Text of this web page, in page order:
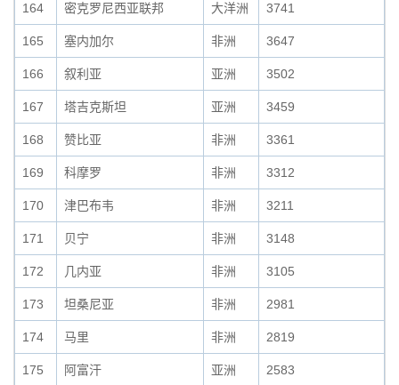
164 密克罗尼西亚联邦 大洋洲 3741
165 塞内加尔 非洲 3647
166 叙利亚 亚洲 3502
167 塔吉克斯坦 亚洲 3459
168 赞比亚 非洲 3361
169 科摩罗 非洲 3312
170 津巴布韦 非洲 3211
171 贝宁 非洲 3148
172 几内亚 非洲 3105
173 坦桑尼亚 非洲 2981
174 马里 非洲 2819
175 阿富汗 亚洲 2583